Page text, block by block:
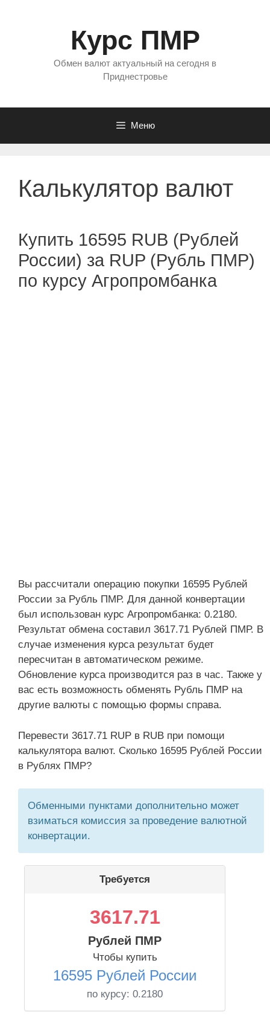
Курс ПМР
Обмен валют актуальный на сегодня в
Приднестровье
Меню
Калькулятор валют
Купить 16595 RUB (Рублей
России) за RUP (Рубль ПМР)
по курсу Агропромбанка
Вы рассчитали операцию покупки 16595 Рублей
России за Рубль ПМР. Для данной конвертации
был использован курс Агропромбанка: 0.2180.
Результат обмена составил 3617.71 Рублей ПМР. В
случае изменения курса результат будет
пересчитан в автоматическом режиме.
Обновление курса производится раз в час. Также у
вас есть возможность обменять Рубль ПМР на
другие валюты с помощью формы справа.
Перевести 3617.71 RUP в RUB при помощи
калькулятора валют. Сколько 16595 Рублей России
в Рублях ПМР?
Обменными пунктами дополнительно может
взиматься комиссия за проведение валютной
конвертации.
Требуется
3617.71
Рублей ПМР
Чтобы купить
16595 Рублей России
по курсу: 0.2180